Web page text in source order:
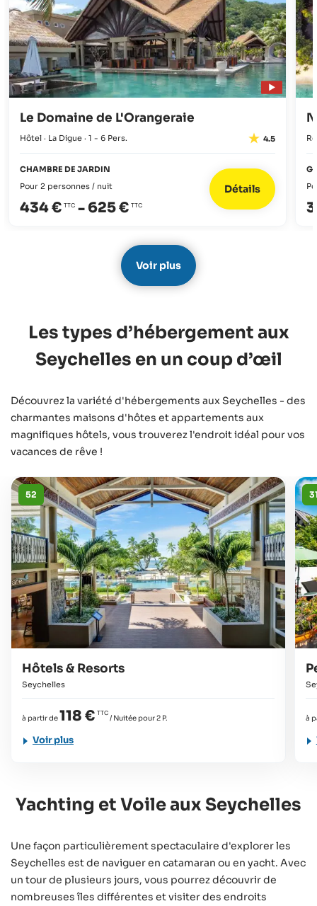
Le Domaine de L'Orangeraie
Hôtel · La Digue · 1 - 6 Pers. 4.5
CHAMBRE DE JARDIN
Pour 2 personnes / nuit
434 € - 625 €
Détails
Voir plus
Les types d’hébergement aux
Seychelles en un coup d’œil
Découvrez la variété d'hébergements aux Seychelles - des
charmantes maisons d'hôtes et appartements aux
magnifiques hôtels, vous trouverez l'endroit idéal pour vos
vacances de rêve !
52
Hôtels & Resorts
Seychelles
à partir de118 € / Nuitée pour 2 P.
Voir plus
à
Yachting et Voile aux Seychelles
Une façon particulièrement spectaculaire d'explorer les
Seychelles est de naviguer en catamaran ou en yacht. Avec
un tour de plusieurs jours, vous pourrez découvrir de
nombreuses îles différentes et visiter des endroits